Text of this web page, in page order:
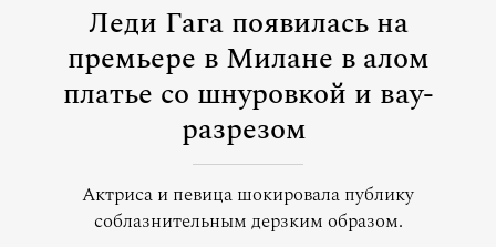
Леди Гага появилась на
премьере в Милане в алом
платье со шнуровкой и вау-
разрезом
Актриса и певица шокировала публику
соблазнительным дерзким образом.